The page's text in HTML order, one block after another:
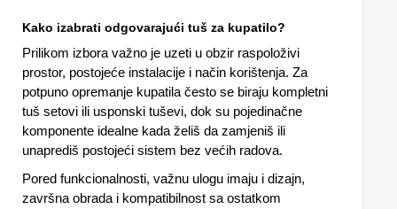
Kako izabrati odgovarajući tuš za kupatilo?
Prilikom izbora važno je uzeti u obzir raspoloživi
prostor, postojeće instalacije i način korištenja. Za
potpuno opremanje kupatila često se biraju kompletni
tuš setovi ili usponski tuševi, dok su pojedinačne
komponente idealne kada želiš da zamjeniš ili
unaprediš postojeći sistem bez većih radova.
Pored funkcionalnosti, važnu ulogu imaju i dizajn,
završna obrada i kompatibilnost sa ostatkom